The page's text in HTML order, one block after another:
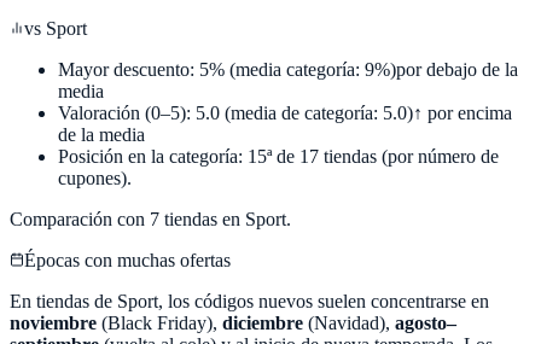
vs Sport
Mayor descuento: 5% (media categoría: 9%)por debajo de la
media
Valoración (0–5): 5.0 (media de categoría: 5.0)↑ por encima
de la media
Posición en la categoría: 15ª de 17 tiendas (por número de
cupones).
Comparación con 7 tiendas en Sport.
Épocas con muchas ofertas
En tiendas de Sport, los códigos nuevos suelen concentrarse en
noviembre (Black Friday), diciembre (Navidad), agosto–